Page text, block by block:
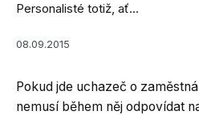
Personalisté totiž, ať...
08.09.2015
Pokud jde uchazeč o
nemusí během něj odpovídat